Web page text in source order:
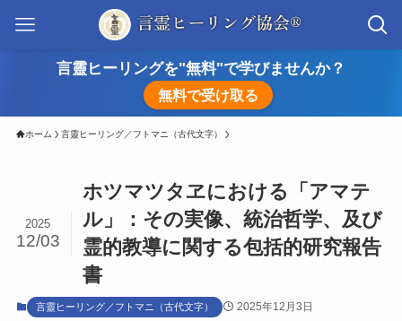
言靈ヒーリングを"無料"で学びませんか？
無料で受け取る
ホーム 言靈ヒーリング／フトマニ（古代文字）
ホツマツタヱにおける「アマテ
ル」：その実像、統治哲学、及び
霊的教導に関する包括的研究報告
書
2025
12/03
言靈ヒーリング／フトマニ（古代文字） 2025年12月3日